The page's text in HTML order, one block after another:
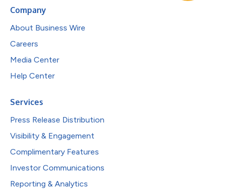
Company
About Business Wire
Careers
Media Center
Help Center
Services
Press Release Distribution
Visibility & Engagement
Complimentary Features
Investor Communications
Reporting & Analytics